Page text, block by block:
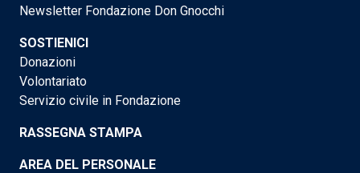
Newsletter Fondazione Don Gnocchi
SOSTIENICI
Donazioni
Volontariato
Servizio civile in Fondazione
RASSEGNA STAMPA
AREA DEL PERSONALE